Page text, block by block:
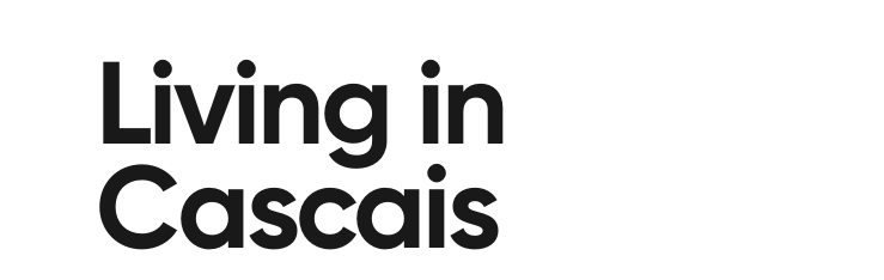
Living in
Cascais